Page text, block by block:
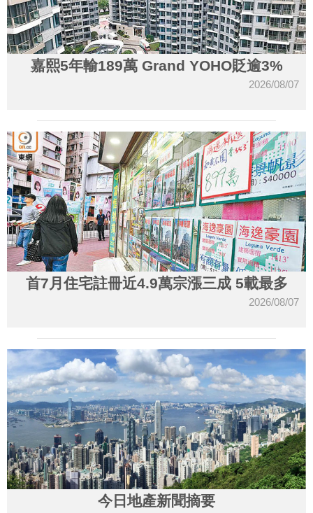
嘉熙5年輸189萬 Grand YOHO貶逾3%
2026/08/07
首7月住宅註冊近4.9萬宗漲三成 5載最多
2026/08/07
今日地產新聞摘要